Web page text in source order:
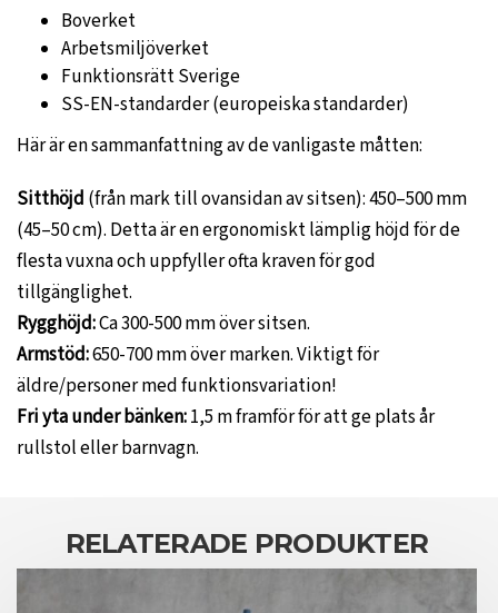
Boverket
Arbetsmiljöverket
Funktionsrätt Sverige
SS-EN-standarder (europeiska standarder)
Här är en sammanfattning av de vanligaste måtten:
Sitthöjd (från mark till ovansidan av sitsen): 450–500 mm
(45–50 cm). Detta är en ergonomiskt lämplig höjd för de
flesta vuxna och uppfyller ofta kraven för god
tillgänglighet.
Rygghöjd:Ca 300-500 mm över sitsen.
Armstöd:650-700 mm över marken. Viktigt för
äldre/personer med funktionsvariation!
Fri yta under bänken:1,5 m framför för att ge plats år
rullstol eller barnvagn.
RELATERADE PRODUKTER